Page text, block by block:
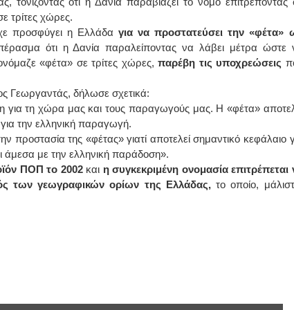
τρίτες χώρες.
προσφύγει η Ελλάδαγια να προστατεύσει την «φέτα»
ότι η Δανία παραλείποντας να λάβει μέτρα ώστε
«φέτα» σε τρίτες χώρες,παρέβη τις υποχρεώσεις
Γεωργαντάς, δήλωσε σχετικά:
για τη χώρα μας και τους παραγωγούς μας. Η «φέτα»
για την ελληνική παραγωγή.
προστασία της «φέτας» γιατί αποτελεί σημαντικό κεφάλαιο
άμεσα με την ελληνική παράδοση».
ΠΟΠ το 2002και η συγκεκριμένη ονομασία επιτρέπεται
των γεωγραφικών ορίων της Ελλάδας,το οποίο,
ΙΩΑΝΝΗΣ Α. ΜΑΛΛΙΑΣ
ΧΕΙΡΟΥΡΓΟΣ
ΟΦΘΑΛΜΙΑΤΡΟΣ
Καβέτσου 10, Μυτιλήνη, τηλ:
Χειρουργός Ωτορινολαρυγγολόγος
Έλενα Μπούμπα
Στρατιωτικός Ιατρός